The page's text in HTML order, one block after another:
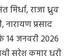
मिर्धा, राजा ध्रुव
नारायण प्रसाद
14 जनवरी 2026
सुरेश कुमार धुरी